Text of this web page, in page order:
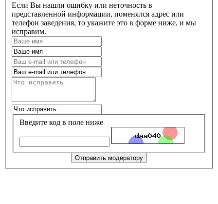
Если Вы нашли ошибку или неточность в
представленной информации, поменялся адрес или
телефон заведения, то укажите это в форме ниже, и мы
исправим.
Введите код в поле ниже
Отправить модератору